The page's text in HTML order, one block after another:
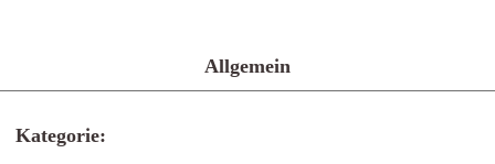
Allgemein
Kategorie: